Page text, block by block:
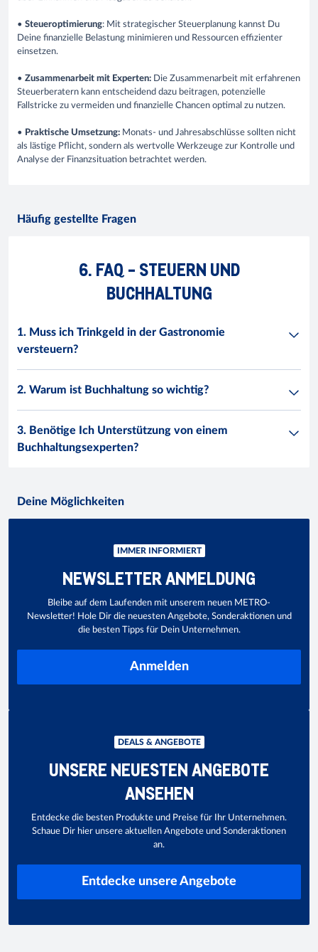
• Steueroptimierung: Mit strategischer Steuerplanung kannst Du
Deine finanzielle Belastung minimieren und Ressourcen effizienter
einsetzen.
• Zusammenarbeit mit Experten: Die Zusammenarbeit mit erfahrenen
Steuerberatern kann entscheidend dazu beitragen, potenzielle
Fallstricke zu vermeiden und finanzielle Chancen optimal zu nutzen.
• Praktische Umsetzung: Monats- und Jahresabschlüsse sollten nicht
als lästige Pflicht, sondern als wertvolle Werkzeuge zur Kontrolle und
Analyse der Finanzsituation betrachtet werden.
Häufig gestellte Fragen
6. FAQ - STEUERN UND
BUCHHALTUNG
1. Muss ich Trinkgeld in der Gastronomie
versteuern?
2. Warum ist Buchhaltung so wichtig?
3. Benötige Ich Unterstützung von einem
Buchhaltungsexperten?
Deine Möglichkeiten
IMMER INFORMIERT
NEWSLETTER ANMELDUNG
Bleibe auf dem Laufenden mit unserem neuen METRO-
Newsletter! Hole Dir die neuesten Angebote, Sonderaktionen und
die besten Tipps für Dein Unternehmen.
Anmelden
DEALS & ANGEBOTE
UNSERE NEUESTEN ANGEBOTE
ANSEHEN
Entdecke die besten Produkte und Preise für Ihr Unternehmen.
Schaue Dir hier unsere aktuellen Angebote und Sonderaktionen
an.
Entdecke unsere Angebote